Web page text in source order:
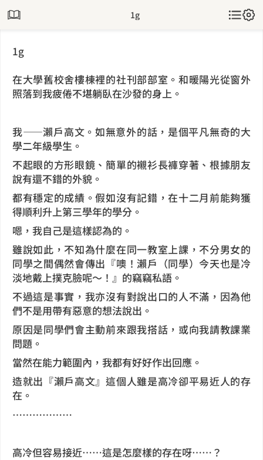
1g
1g
在大學舊校舍樓棟裡的社刊部部室。和暖陽光從窗外
照落到我疲倦不堪躺臥在沙發的身上。
我——瀨戶高文。如無意外的話，是個平凡無奇的大
學二年級學生。
不起眼的方形眼鏡、簡單的襯衫長褲穿著、根據朋友
說有還不錯的外貌。
都有穩定的成績。假如沒有記錯，在十二月前能夠獲
得順利升上第三學年的學分。
嗯，我自己是這樣認為的。
雖說如此，不知為什麼在同一教室上課，不分男女的
同學之間偶然會傳出『噢！瀨戶（同學）今天也是冷
淡地戴上撲克臉呢～！』的竊竊私語。
不過這是事實，我亦沒有對說出口的人不滿，因為他
們不是用帶有惡意的想法說出。
原因是同學們會主動前來跟我搭話，或向我請教課業
問題。
當然在能力範圍內，我都有好好作出回應。
造就出『瀨戶高文』這個人雖是高冷卻平易近人的存
在。
………………
高冷但容易接近……這是怎麼樣的存在呀……？